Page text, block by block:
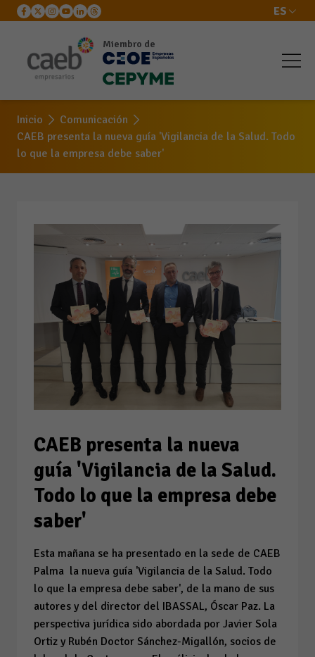
ES
Miembro de
Inicio
Comunicación
CAEB presenta la nueva guía 'Vigilancia de la Salud. Todo
lo que la empresa debe saber'
CAEB presenta la nueva
guía 'Vigilancia de la Salud.
Todo lo que la empresa debe
saber'
Esta mañana se ha presentado en la sede de CAEB
Palma la nueva guía 'Vigilancia de la Salud. Todo
lo que la empresa debe saber', de la mano de sus
autores y del director del IBASSAL, Óscar Paz.️ La
perspectiva jurídica sido abordada por Javier Sola
Ortiz y Rubén Doctor Sánchez-Migallón, socios de